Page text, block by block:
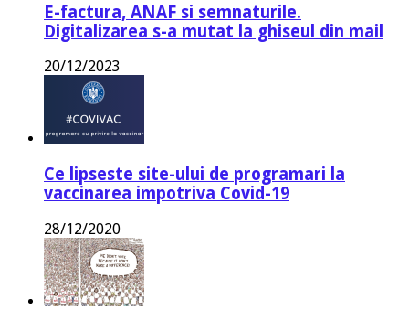
E-factura, ANAF si semnaturile.
Digitalizarea s-a mutat la ghiseul din mail
20/12/2023
Ce lipseste site-ului de programari la
vaccinarea impotriva Covid-19
28/12/2020